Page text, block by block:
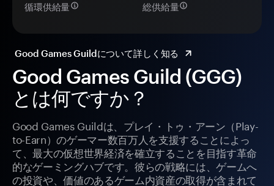
Good Games Guild (GGG)
とは何ですか？
Good Games Guildは、プレイ・トゥ・アーン（Play-
to-Earn）のゲーマー数百万人を支援することによっ
て、最大の仮想世界経済を確立することを目指す革命
的なゲーミングハブです。彼らの戦略には、ゲームへ
の投資や、価値のあるゲーム内資産の取得が含まれて
循環供給量 総供給量
Good Games Guildについて詳しく知る